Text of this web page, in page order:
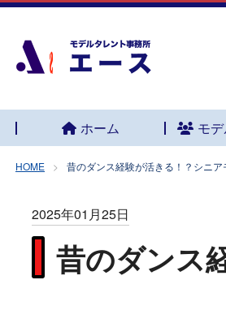
ホーム モ
HOME 昔のダンス経験が活きる！？シニア
2025年01月25日
昔のダンス